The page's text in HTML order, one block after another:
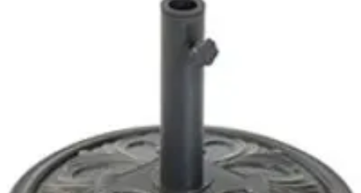
Entretien des Plantes
Conseils Pratiques